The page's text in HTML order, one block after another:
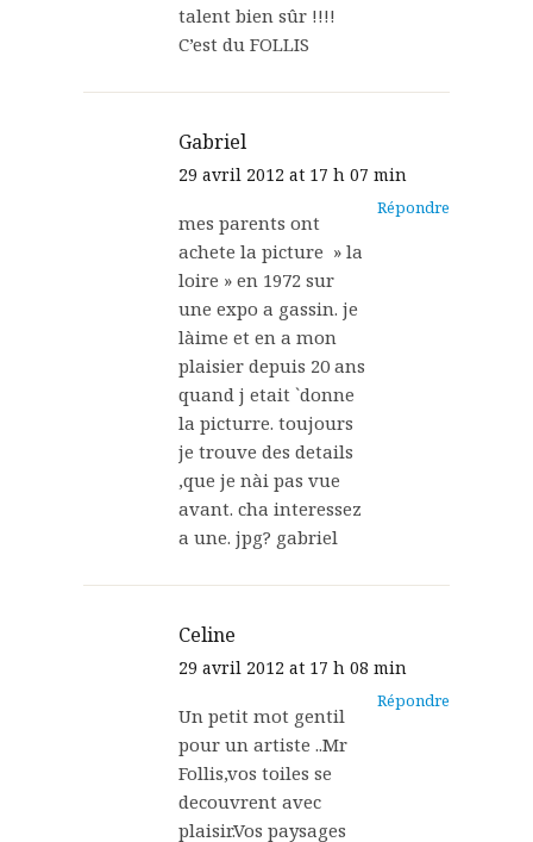
talent bien sûr !!!!
C’est du FOLLIS
Gabriel
29 avril 2012 at 17 h 07 min
Répondre
mes parents ont
achete la picture » la
loire » en 1972 sur
une expo a gassin. je
làime et en a mon
plaisier depuis 20 ans
quand j etait `donne
la picturre. toujours
je trouve des details
,que je nài pas vue
avant. cha interessez
a une. jpg? gabriel
Celine
29 avril 2012 at 17 h 08 min
Répondre
Un petit mot gentil
pour un artiste ..Mr
Follis,vos toiles se
decouvrent avec
plaisir.Vos paysages